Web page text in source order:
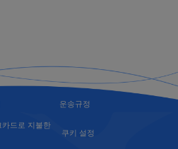
운송규정
카드로 지불한
쿠키 설정